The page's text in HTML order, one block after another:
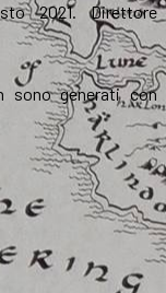
2021. Direttore
sono generati con